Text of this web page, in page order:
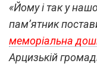
«Йому і так у
пам’ятник
меморіальна
Арцизькій